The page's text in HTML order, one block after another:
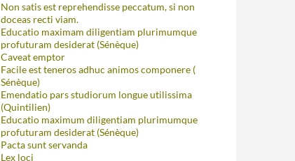
Non satis est reprehendisse peccatum, si non
doceas recti viam.
Educatio maximam diligentiam plurimumque
profuturam desiderat (Sénèque)
Caveat emptor
Facile est teneros adhuc animos componere (
Sénèque)
Emendatio pars studiorum longue utilissima
(Quintilien)
Educatio maximum diligentiam plurimumque
profuturam desiderat (Sénèque)
Pacta sunt servanda
Lex loci